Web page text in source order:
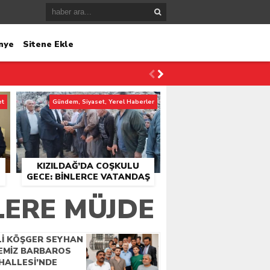
Sitene Ekle
KIZILDAĞ’DA COŞKULU
GECE: BINLERCE VATANDAŞ
BULUŞTU
Gündem, Siyaset, Yerel Haberler
MÜJDE
KÖŞGER SEYHAN
BARBAROS